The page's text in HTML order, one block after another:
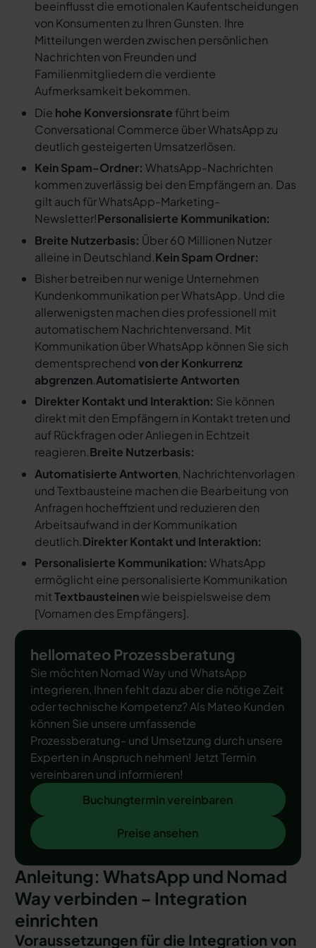
beeinflusst die emotionalen Kaufentscheidungen
von Konsumenten zu Ihren Gunsten. Ihre
Mitteilungen werden zwischen persönlichen
Nachrichten von Freunden und
Familienmitgliedern die verdiente
Aufmerksamkeit bekommen.
Die hohe Konversionsrate führt beim
Conversational Commerce über WhatsApp zu
deutlich gesteigerten Umsatzerlösen.
Kein Spam-Ordner: WhatsApp-Nachrichten
kommen zuverlässig bei den Empfängern an. Das
gilt auch für WhatsApp-Marketing-
Newsletter!Personalisierte Kommunikation:
Breite Nutzerbasis: Über 60 Millionen Nutzer
alleine in Deutschland.Kein Spam Ordner:
Bisher betreiben nur wenige Unternehmen
Kundenkommunikation per WhatsApp. Und die
allerwenigsten machen dies professionell mit
automatischem Nachrichtenversand. Mit
Kommunikation über WhatsApp können Sie sich
dementsprechendvon der Konkurrenz
abgrenzen.Automatisierte Antworten
Direkter Kontakt und Interaktion: Sie können
direkt mit den Empfängern in Kontakt treten und
auf Rückfragen oder Anliegen in Echtzeit
reagieren.Breite Nutzerbasis:
Automatisierte Antworten, Nachrichtenvorlagen
und Textbausteine machen die Bearbeitung von
Anfragen hocheffizient und reduzieren den
Arbeitsaufwand in der Kommunikation
deutlich.Direkter Kontakt und Interaktion:
Personalisierte Kommunikation: WhatsApp
ermöglicht eine personalisierte Kommunikation
mitTextbausteinenwie beispielsweise dem
[Vornamen des Empfängers].
hellomateo Prozessberatung
Sie möchten Nomad Way und WhatsApp
integrieren, Ihnen fehlt dazu aber die nötige Zeit
oder technische Kompetenz? Als Mateo Kunden
können Sie unsere umfassende
Prozessberatung- und Umsetzung durch unsere
Experten in Anspruch nehmen! Jetzt Termin
vereinbaren und informieren!
Buchungtermin vereinbaren
Buchungtermin vereinbaren
Preise ansehen
Preise ansehen
Anleitung: WhatsApp und Nomad
Way verbinden – Integration
einrichten
Voraussetzungen für die Integration von